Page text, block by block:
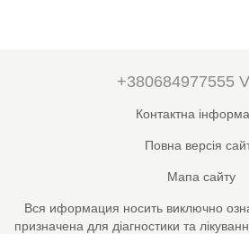
+380684977555
Контактна
Повна версія
Мапа сайту
Вся иформация носить виключно
призначена для діагностики та